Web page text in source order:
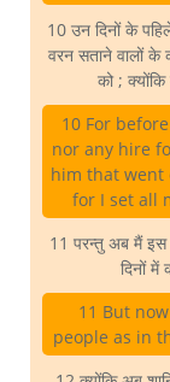
10 उन दिनों के
वरन सताने वालों के
को ;
10 For
nor any hire
him that went
for I set all
11 परन्तु अब मैं
दिनों में
11 But
people as in